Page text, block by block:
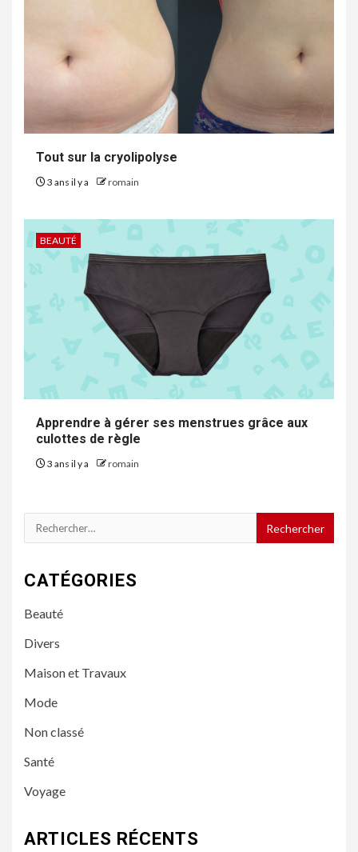
Tout sur la cryolipolyse
3 ans il y a romain
BEAUTÉ
Apprendre à gérer ses menstrues grâce aux
culottes de règle
3 ans il y a romain
Rechercher :
CATÉGORIES
Beauté
Divers
Maison et Travaux
Mode
Non classé
Santé
Voyage
ARTICLES RÉCENTS